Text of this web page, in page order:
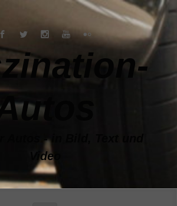
Autos - in Bild, Text und
Video